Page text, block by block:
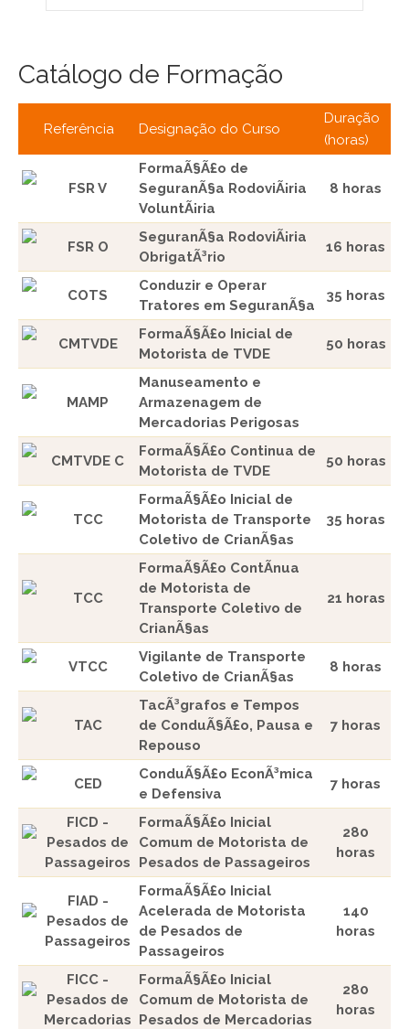
Catálogo de Formação
Referência Designação do Curso
Duração
(horas)
FSR V
FormaÃ§Ã£o de
SeguranÃ§a RodoviÃ¡ria
VoluntÃ¡ria
8 horas
FSR O
SeguranÃ§a RodoviÃ¡ria
ObrigatÃ³rio
16 horas
COTS
Conduzir e Operar
Tratores em SeguranÃ§a
35 horas
CMTVDE
FormaÃ§Ã£o Inicial de
Motorista de TVDE
50 horas
MAMP
Manuseamento e
Armazenagem de
Mercadorias Perigosas
CMTVDE C
FormaÃ§Ã£o Continua de
Motorista de TVDE
50 horas
TCC
FormaÃ§Ã£o Inicial de
Motorista de Transporte
Coletivo de CrianÃ§as
35 horas
TCC
FormaÃ§Ã£o ContÃ­nua
de Motorista de
Transporte Coletivo de
CrianÃ§as
21 horas
VTCC
Vigilante de Transporte
Coletivo de CrianÃ§as
8 horas
TAC
TacÃ³grafos e Tempos
de ConduÃ§Ã£o, Pausa e
Repouso
7 horas
CED
ConduÃ§Ã£o EconÃ³mica
e Defensiva
7 horas
FICD -
Pesados de
Passageiros
FormaÃ§Ã£o Inicial
Comum de Motorista de
Pesados de Passageiros
280
horas
FIAD -
Pesados de
Passageiros
FormaÃ§Ã£o Inicial
Acelerada de Motorista
de Pesados de
Passageiros
140
horas
FICC -
Pesados de
Mercadorias
FormaÃ§Ã£o Inicial
Comum de Motorista de
Pesados de Mercadorias
280
horas